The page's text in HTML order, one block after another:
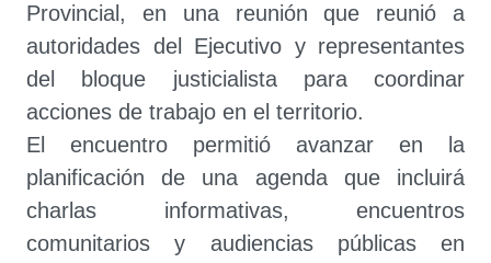
Provincial, en una reunión que reunió a
autoridades del Ejecutivo y representantes
del bloque justicialista para coordinar
acciones de trabajo en el territorio.
El encuentro permitió avanzar en la
planificación de una agenda que incluirá
charlas informativas, encuentros
comunitarios y audiencias públicas en